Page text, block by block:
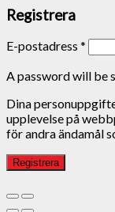
Registrera
E-postadress *
A password will be
Dina
upplevelse på
för andra ändamål
Registrera